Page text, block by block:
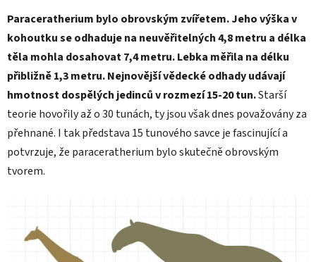
Paraceratherium bylo obrovským zvířetem. Jeho výška v
kohoutku se odhaduje na neuvěřitelných 4,8 metru a délka
těla mohla dosahovat 7,4 metru. Lebka měřila na délku
přibližně 1,3 metru. Nejnovější vědecké odhady udávají
hmotnost dospělých jedinců v rozmezí 15-20 tun.Starší
teorie hovořily až o 30 tunách, ty jsou však dnes považovány za
přehnané. I tak představa 15 tunového savce je fascinující a
potvrzuje, že paraceratherium bylo skutečně obrovským
tvorem.